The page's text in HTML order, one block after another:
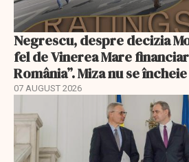
Negrescu, despre decizia
fel de Vinerea Mare
România”. Miza nu se
07 AUGUST 2026